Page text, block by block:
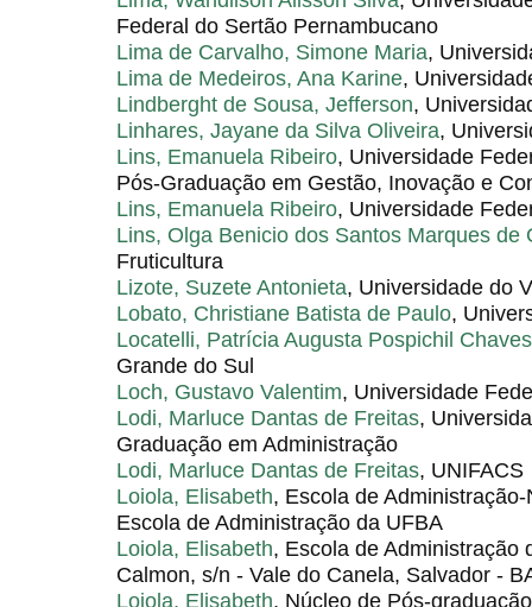
Federal do Sertão Pernambucano
Lima de Carvalho, Simone Maria,
Lima de Medeiros, Ana Karine,
Lindberght de Sousa, Jefferson,
Linhares, Jayane da Silva Oliveira,
Lins, Emanuela Ribeiro, Universidade
Pós-Graduação em Gestão, Inovação e
Lins, Emanuela Ribeiro, Universidade
Lins, Olga Benicio dos Santos Marques de
Fruticultura
Lizote, Suzete Antonieta, Universidade do
Lobato, Christiane Batista de Paulo,
Locatelli, Patrícia Augusta Pospichil Chaves
Grande do Sul
Loch, Gustavo Valentim, Universidade
Lodi, Marluce Dantas de Freitas,
Graduação em Administração
Lodi, Marluce Dantas de Freitas, UNIFACS
Loiola, Elisabeth, Escola de
Escola de Administração da UFBA
Loiola, Elisabeth, Escola de Administração
Calmon, s/n - Vale do Canela, Salvador -
Loiola, Elisabeth, Núcleo de Pós-